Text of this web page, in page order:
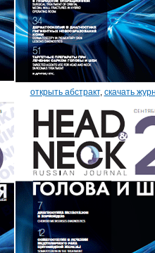
открыть абстракт, скачать